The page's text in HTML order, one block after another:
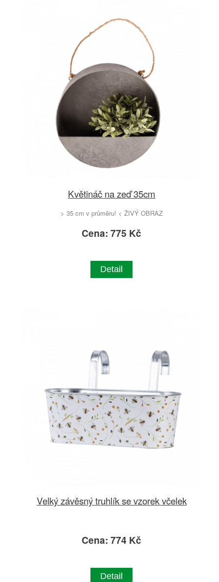
Květináč na zeď 35cm
> 35 cm v průměru! < ŽIVÝ OBRAZ
Cena: 775 Kč
Detail
Velký závěsný truhlík se vzorek včelek
Cena: 774 Kč
Detail